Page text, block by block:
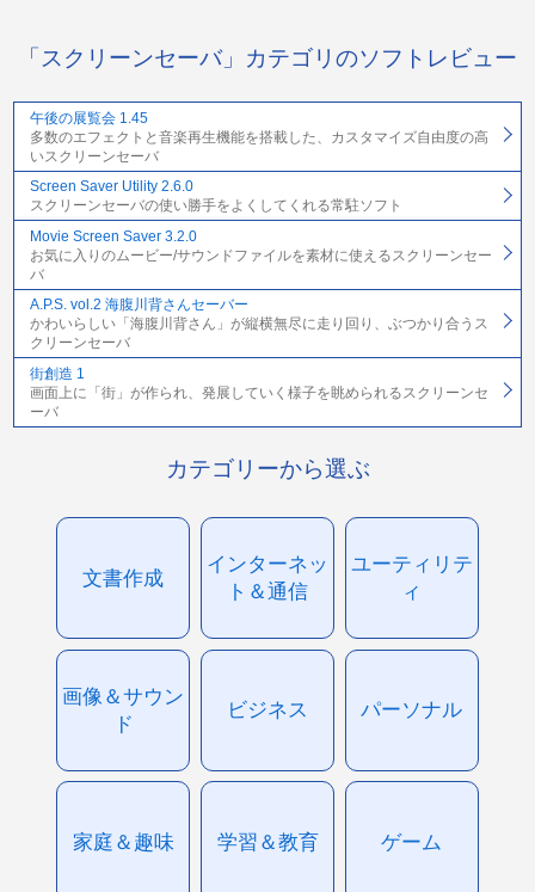
「スクリーンセーバ」カテゴリのソフトレビュー
午後の展覧会 1.45
多数のエフェクトと音楽再生機能を搭載した、カスタマイズ自由度の高
いスクリーンセーバ
Screen Saver Utility 2.6.0
スクリーンセーバの使い勝手をよくしてくれる常駐ソフト
Movie Screen Saver 3.2.0
お気に入りのムービー/サウンドファイルを素材に使えるスクリーンセー
バ
A.P.S. vol.2 海腹川背さんセーバー
かわいらしい「海腹川背さん」が縦横無尽に走り回り、ぶつかり合うス
クリーンセーバ
街創造 1
画面上に「街」が作られ、発展していく様子を眺められるスクリーンセ
ーバ
カテゴリーから選ぶ
文書作成
インターネッ
ト＆通信
ユーティリテ
ィ
画像＆サウン
ド
ビジネス パーソナル
家庭＆趣味 学習＆教育 ゲーム